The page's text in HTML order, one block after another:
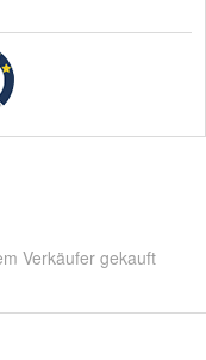
Verkäufer gekauft